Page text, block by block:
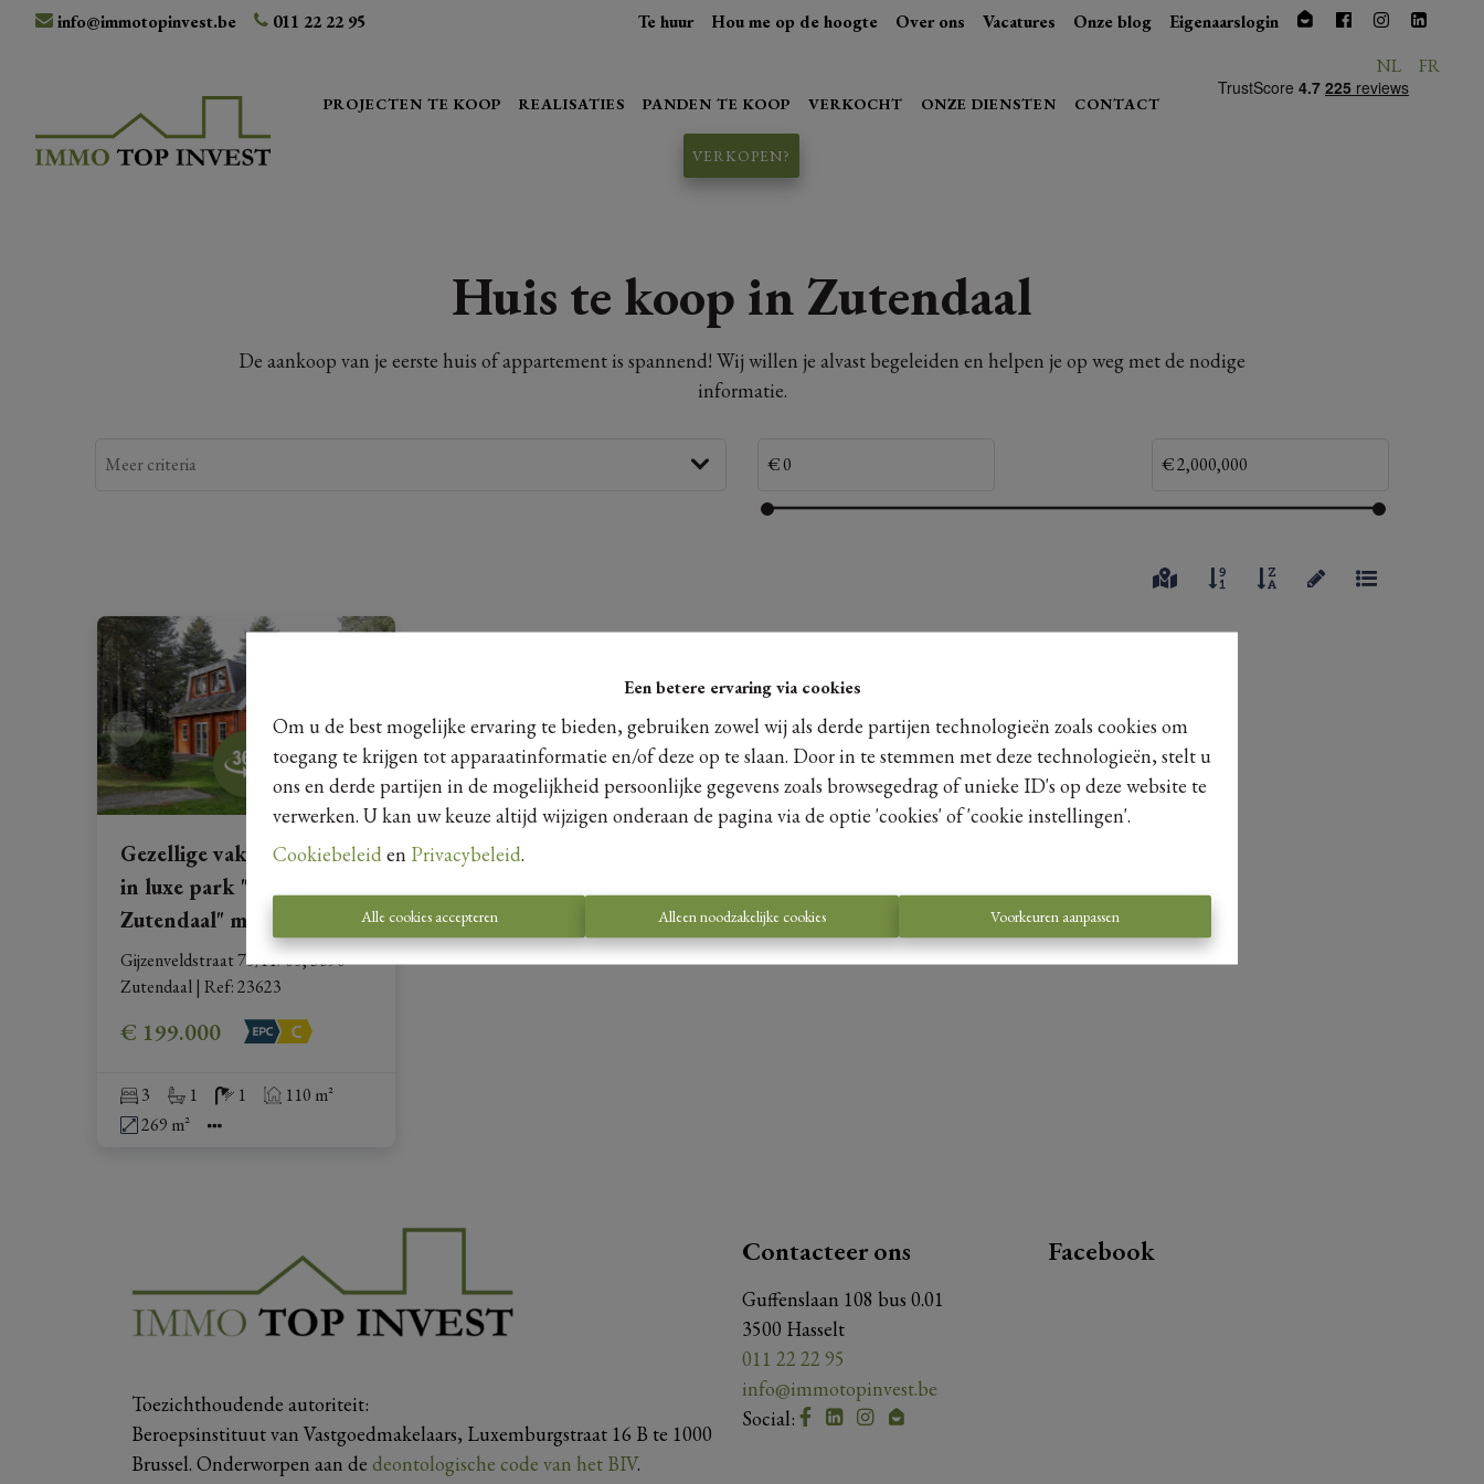
Een betere ervaring via cookies
Om u de best mogelijke ervaring te bieden, gebruiken zowel wij als derde partijen technologieën zoals cookies om
toegang te krijgen tot apparaatinformatie en/of deze op te slaan. Door in te stemmen met deze technologieën, stelt u
ons en derde partijen in de mogelijkheid persoonlijke gegevens zoals browsegedrag of unieke ID's op deze website te
verwerken. U kan uw keuze altijd wijzigen onderaan de pagina via de optie 'cookies' of 'cookie instellingen'.
Cookiebeleid en Privacybeleid.
Alle cookies accepteren Alleen noodzakelijke cookies Voorkeuren aanpassen
info@immotopinvest.be 011 22 22 95 Te huur Hou me op de hoogte Over ons Vacatures Onze blog Eigenaarslogin
PROJECTEN TE KOOP REALISATIES PANDEN TE KOOP VERKOCHT ONZE DIENSTEN CONTACT
VERKOPEN?
NL FR
Huis te koop in Zutendaal
De aankoop van je eerste huis of appartement is spannend! Wij willen je alvast begeleiden en helpen je op weg met de nodige
informatie.
Gezellige vakantiewoning
in luxe park "Mooi
Zutendaal" met 3
Gijzenveldstraat 75/H705, 3690
Zutendaal | Ref: 23623
€ 199.000
3 1 1
110 m²
269 m²
Toezichthoudende autoriteit:
Beroepsinstituut van Vastgoedmakelaars, Luxemburgstraat 16 B te 1000
Brussel. Onderworpen aan de deontologische code van het BIV.
Contacteer ons
Guffenslaan 108 bus 0.01
3500 Hasselt
011 22 22 95
info@immotopinvest.be
Social:
Facebook